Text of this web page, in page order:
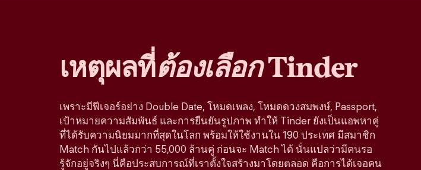
เหตุผลที่ต้องเลือกTinder
เพราะมีฟีเจอร์อย่าง Double Date, โหมดเพลง, โหมดดวงสมพงษ์, Passport,
เป้าหมายความสัมพันธ์ และการยืนยันรูปภาพ ทำให้ Tinder ยังเป็นแอพหาคู่
ที่ได้รับความนิยมมากที่สุดในโลก พร้อมให้ใช้งานใน 190 ประเทศ มีสมาชิก
Match กันไปแล้วกว่า 55,000 ล้านคู่ ก่อนจะ Match ได้ นั่นแปลว่ามีคนรอ
รู้จักอยู่จริงๆ นี่คือประสบการณ์ที่เราตั้งใจสร้างมาโดยตลอด คือการได้เจอคน